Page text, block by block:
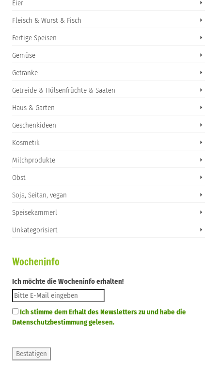
Eier
Fleisch & Wurst & Fisch
Fertige Speisen
Gemüse
Getränke
Getreide & Hülsenfrüchte & Saaten
Haus & Garten
Geschenkideen
Kosmetik
Milchprodukte
Obst
Soja, Seitan, vegan
Speisekammerl
Unkategorisiert
Wocheninfo
Ich möchte die Wocheninfo erhalten!
Ich stimme dem Erhalt des Newsletters zu und habe die
Datenschutzbestimmung gelesen.